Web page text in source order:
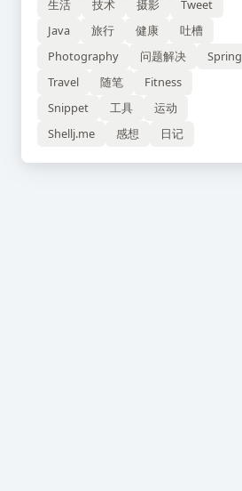
生活 技术 摄影
Tweet
Java
旅行 健康
吐槽
Photography
问题解决
Spring
Travel
随笔
Fitness
Snippet
工具
运动
Shellj.me
感想 日记